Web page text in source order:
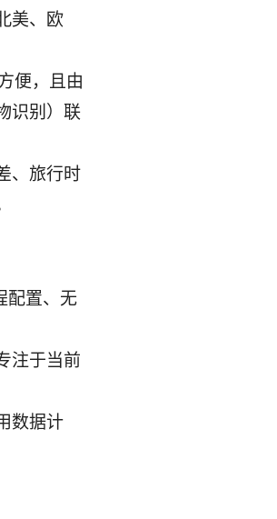
美、欧
便，且由
识别）联
、旅行时
配置、无
注于当前
数据计